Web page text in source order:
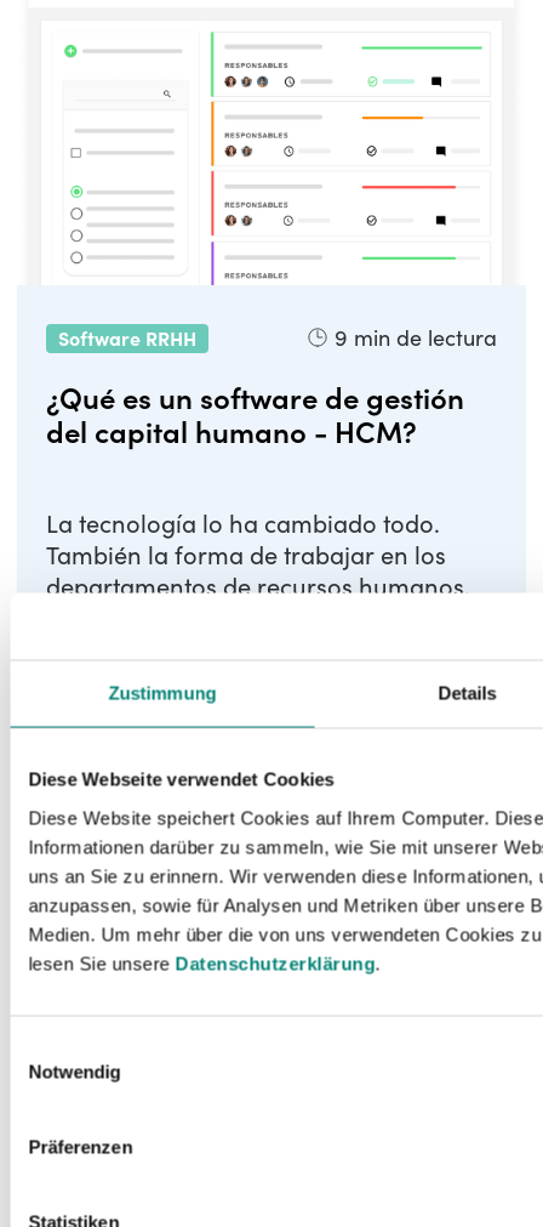
Zustimmung Details
Diese Webseite verwendet Cookies
Diese Website speichert Cookies auf Ihrem Computer.
Informationen darüber zu sammeln, wie Sie mit unserer
uns an Sie zu erinnern. Wir verwenden diese
anzupassen, sowie für Analysen und Metriken über unsere
Medien. Um mehr über die von uns verwendeten Cookies
lesen Sie unsere Datenschutzerklärung.
Notwendig
Präferenzen
Statistiken
Software RRHH 9 min de lectura
¿Qué es un software de gestión
del capital humano - HCM?
La tecnología lo ha cambiado todo.
También la forma de trabajar en los
departamentos de recursos humanos.
horario